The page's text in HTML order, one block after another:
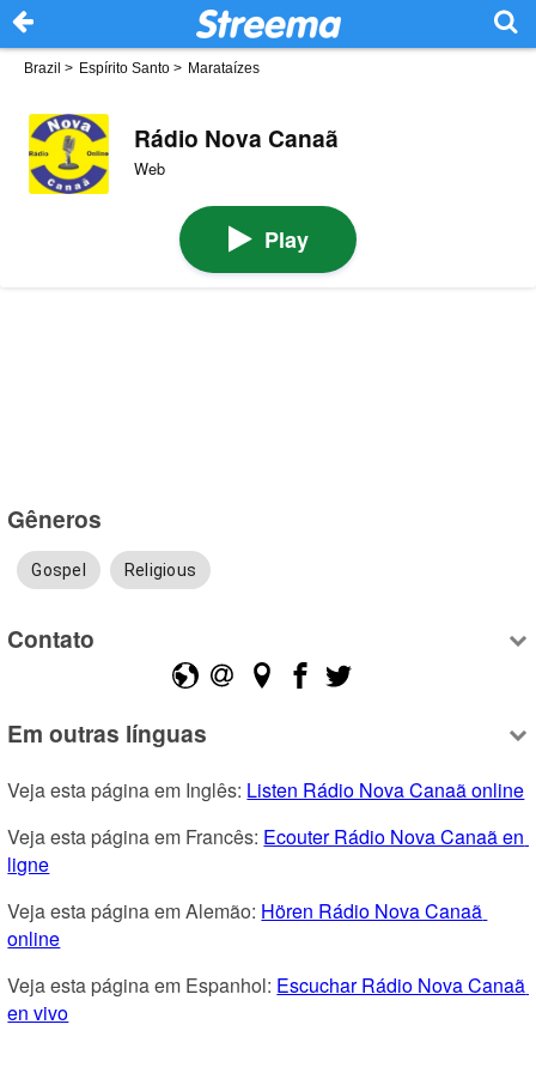
Brazil > Espírito Santo > Marataízes
Rádio Nova Canaã
Web
Play
Gêneros
Gospel Religious
Contato
Em outras línguas
Veja esta página em Inglês: Listen Rádio Nova Canaã online
Veja esta página em Francês: Ecouter Rádio Nova Canaã en
ligne
Veja esta página em Alemão: Hören Rádio Nova Canaã
online
Veja esta página em Espanhol: Escuchar Rádio Nova Canaã
en vivo